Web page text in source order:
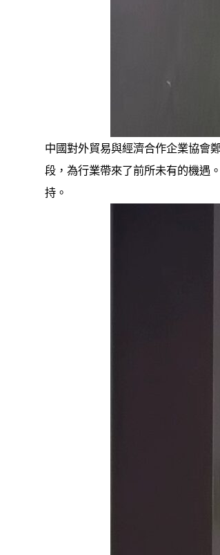
中國對外貿易與經濟合作企業協會
段，為行業帶來了前所未有的機遇
持。